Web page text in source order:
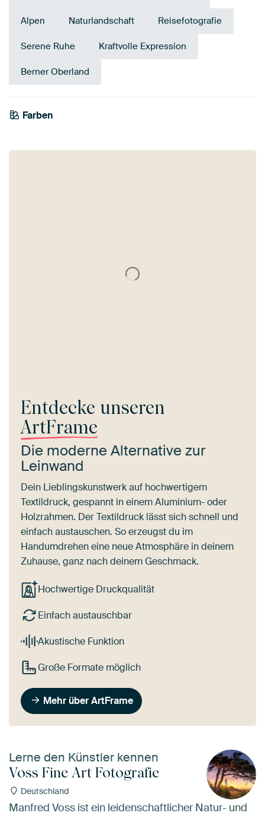
Alpen Naturlandschaft Reisefotografie
Serene Ruhe Kraftvolle Expression
Berner Oberland
Farben
Mauve
Smaragdgrün
Anthrazit
Entdecke unseren
ArtFrame
Die moderne Alternative zur
Leinwand
Dein Lieblingskunstwerk auf hochwertigem
Textildruck, gespannt in einem Aluminium- oder
Holzrahmen. Der Textildruck lässt sich schnell und
einfach austauschen. So erzeugst du im
Handumdrehen eine neue Atmosphäre in deinem
Zuhause, ganz nach deinem Geschmack.
Hochwertige Druckqualität
Einfach austauschbar
Akustische Funktion
Große Formate möglich
Mehr über ArtFrame
Lerne den Künstler kennen
Voss Fine Art Fotografie
Deutschland
Manfred Voss ist ein leidenschaftlicher Natur- und